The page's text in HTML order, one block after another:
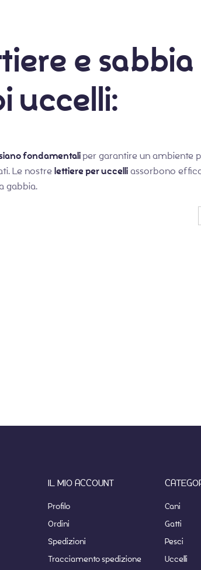
e
uccelli:
fondamentaliper garantire un ambiente
Le nostre lettiere per uccelliassorbono
gabbia.
IL MIO ACCOUNT
Profilo
Ordini
Spedizioni
Tracciamento spedizione
Cani
Gatti
Pesci
Uccelli